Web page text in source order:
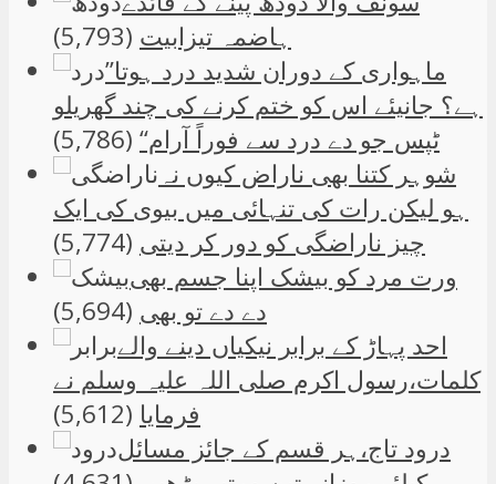
ہاضمہ تیزابیت (5,793)
”ماہواری کے دوران شدید درد ہوتا
ہے؟ جانیئے اس کو ختم کرنے کی چند گھریلو
ٹپس جو دے درد سے فوراً آرام“ (5,786)
شوہر کتنا بھی ناراض کیوں نہ
ہو لیکن رات کی تنہائی میں بیوی کی ایک
چیز ناراضگی کو دور کر دیتی (5,774)
ورت مرد کو بیشک اپنا جسم بھی
دے دے تو بھی (5,694)
احد پہاڑ کے برابر نیکیاں دینے والے
کلمات،رسول اکرم صلی اللہ علیہ وسلم نے
فرمایا (5,612)
درود تاج،ہر قسم کے جائز مسائل